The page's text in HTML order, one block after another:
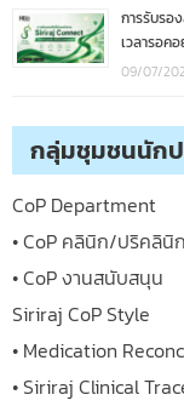
การรับรอ
เวลารอค
09/07/
กลุ่มชุมชนนัก
CoP Department
• CoP คลินิก/ปริคลินิก
• CoP งานสนับสนุน
Siriraj CoP Style
• Medication
• Siriraj Clinical